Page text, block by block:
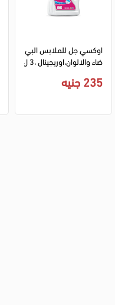
اوكسي جل للملابس البي
ضاء والالوان،اوريجينال ،3 ل
235 جنيه